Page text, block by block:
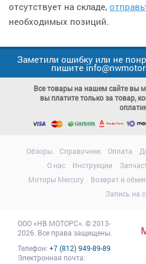
отсутствует на складе,
необходимых позиций.
Заметили ошибку или не
пишите
Все товары на нашем сайте вы
вы платите только за товар,
Обзоры Справочник Оплата
О нас
Инструкции
Моторы Mercury
Возврат и
Запись на
ООО«НВ МОТОРС» © 2013-
2026. Все права защищены.
Телефон: +7 (812) 949-89-89
Электронная почта: